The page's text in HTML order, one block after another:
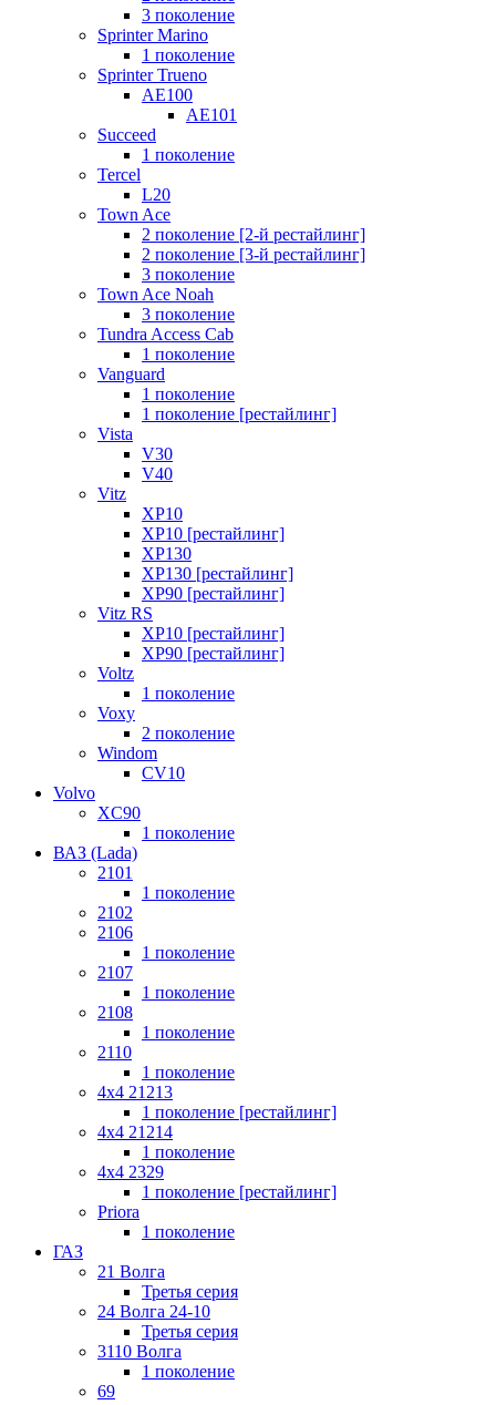
3 поколение
Sprinter Marino
1 поколение
Sprinter Trueno
AE100
AE101
Succeed
1 поколение
Tercel
L20
Town Ace
2 поколение [2-й рестайлинг]
2 поколение [3-й рестайлинг]
3 поколение
Town Ace Noah
3 поколение
Tundra Access Cab
1 поколение
Vanguard
1 поколение
1 поколение [рестайлинг]
Vista
V30
V40
Vitz
XP10
XP10 [рестайлинг]
XP130
XP130 [рестайлинг]
XP90 [рестайлинг]
Vitz RS
XP10 [рестайлинг]
XP90 [рестайлинг]
Voltz
1 поколение
Voxy
2 поколение
Windom
СV10
Volvo
XC90
1 поколение
ВАЗ (Lada)
2101
1 поколение
2102
2106
1 поколение
2107
1 поколение
2108
1 поколение
2110
1 поколение
4x4 21213
1 поколение [рестайлинг]
4x4 21214
1 поколение
4x4 2329
1 поколение [рестайлинг]
Priora
1 поколение
ГАЗ
21 Волга
Третья серия
24 Волга 24-10
Третья серия
3110 Волга
1 поколение
69